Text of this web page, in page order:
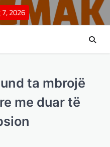
2026
ta mbrojë
me duar të